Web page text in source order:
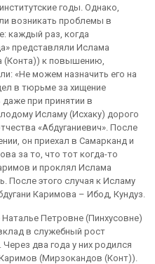
годы. Однако,
возникать проблемы в
каждый раз, когда
представляли Ислама
(Конта)) к повышению,
«Не можем назначить его на
в тюрьме за хищение
при принятии в
Исламу (Исхаку) дорого
«Абдуганиевич». После
он приехал в Самарканд и
за то, что тот когда-то
и проклял Ислама
После этого случая к Исламу
Каримова – Ибод, Кундуз.
Петровне (Пинхусовне)
в служебный рост
два года у них родился
(Мирзокандов (Конт)).